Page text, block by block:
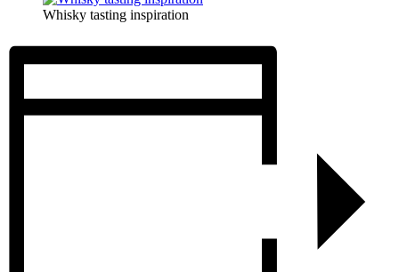
Whisky tasting inspiration